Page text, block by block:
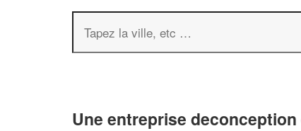
Une entreprise